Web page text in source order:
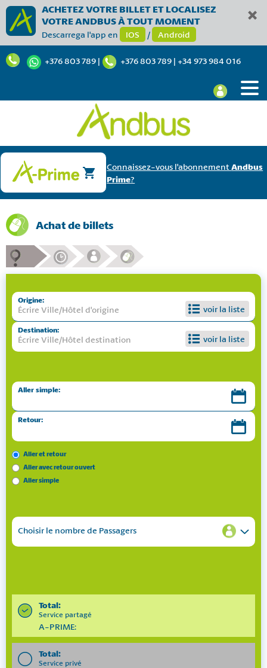
ACHETEZ VOTRE BILLET ET LOCALISEZ
VOTRE ANDBUS À TOUT MOMENT
Descarrega l'app en IOS / Android
+376 803 789 | +376 803 789 | +34 973 984 016
Connaissez-vous l'abonnementAndbus
Prime?
Achat de billets
Origine:
voir la liste
Destination:
voir la liste
Aller simple:
Retour:
Aller et retour
Aller avec retour ouvert
Aller simple
Choisir le nombre de Passagers
Total:
Service partagé
A-PRIME:
Total:
Service privé